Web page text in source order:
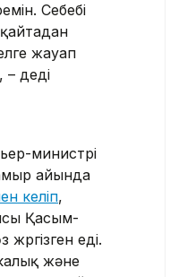
Себебі
қайтадан
жауап
– деді
министрі
айында
келіп,
Қасым-
еді.
және